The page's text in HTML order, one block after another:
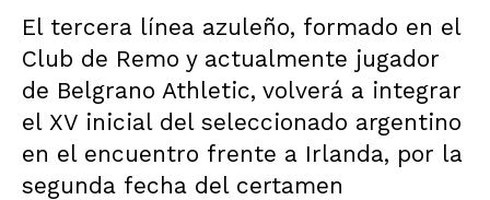
El tercera línea azuleño, formado en el
Club de Remo y actualmente jugador
de Belgrano Athletic, volverá a integrar
el XV inicial del seleccionado argentino
en el encuentro frente a Irlanda, por la
segunda fecha del certamen